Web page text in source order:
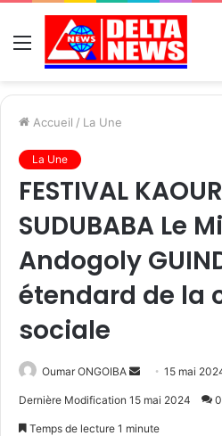
Menu
Accueil / La Une
La Une
FESTIVAL
SUDUBABA Le
Andogoly
étendard de la
sociale
Oumar ONGOIBA
Send15 mai
Dernière Modification 15 mai 2024 0
Temps de lecture 1 minute